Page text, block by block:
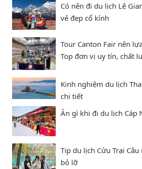
Có nên đi du lịch Lệ
vẻ đẹp cổ kính
Tour Canton Fair nên
Top đơn vị uy tín, chất
Kinh nghiệm du lịch
chi tiết
Ăn gì khi đi du lịch Cáp
Tip du lịch Cửu Trại
bỏ lỡ